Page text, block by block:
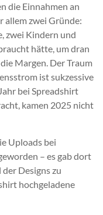
die Einnahmen an
allem zwei Gründe:
zwei Kindern und
hätte, um dran
Margen. Der Traum
ist sukzessive
bei Spreadshirt
kamen 2025 nicht
Uploads bei
– es gab dort
Designs zu
hochgeladene